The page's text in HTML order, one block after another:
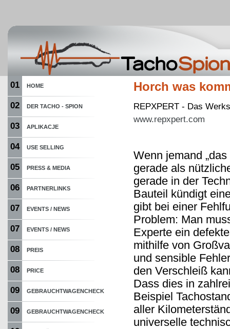
01 HOME
02 DER TACHO - SPION
03 APLIKACJE
04 USE SELLING
05 PRESS & MEDIA
06 PARTNERLINKS
07 EVENTS / NEWS
07 EVENTS / NEWS
08 PREIS
08 PRICE
09 GEBRAUCHTWAGENCHECK
09 GEBRAUCHTWAGENCHECK
Horch was
REPXPERT - Das
www.repxpert.com
Wenn jemand
gerade als
gerade in der
Bauteil kündigt
gibt bei einer
Problem: Man
Experte ein
mithilfe von
und sensible
den Verschleiß
Dass dies in
Beispiel
aller
universelle